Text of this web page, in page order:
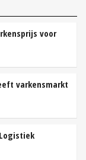
voor
varkensmarkt